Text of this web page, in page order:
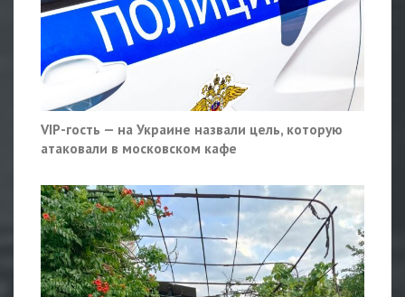
VIP-гость — на Украине назвали цель, которую
атаковали в московском кафе